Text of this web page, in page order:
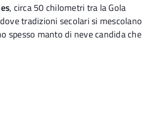
, circa 50 chilometri tra la Gola
tradizioni secolari si mescolano
spesso manto di neve candida che